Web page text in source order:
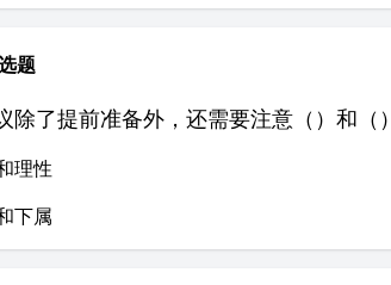
题
除了提前准备外，还需要注意（）和（
理性
下属